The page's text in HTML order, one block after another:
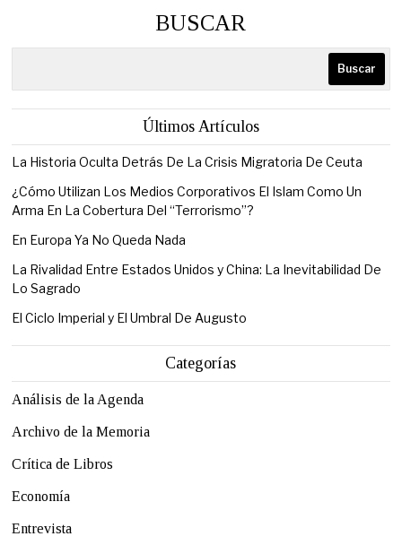
BUSCAR
Buscar
Últimos Artículos
La Historia Oculta Detrás De La Crisis Migratoria De Ceuta
¿Cómo Utilizan Los Medios Corporativos El Islam Como Un
Arma En La Cobertura Del “Terrorismo”?
En Europa Ya No Queda Nada
La Rivalidad Entre Estados Unidos y China: La Inevitabilidad De
Lo Sagrado
El Ciclo Imperial y El Umbral De Augusto
Categorías
Análisis de la Agenda
Archivo de la Memoria
Crítica de Libros
Economía
Entrevista